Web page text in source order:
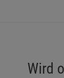
Wird